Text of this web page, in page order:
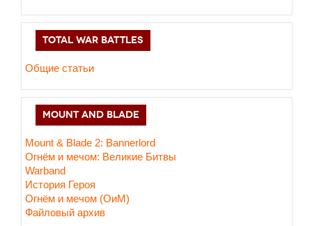
TOTAL WAR BATTLES
Общие статьи
MOUNT AND BLADE
Mount & Blade 2: Bannerlord
Огнём и мечом: Великие Битвы
Warband
История Героя
Огнём и мечом (ОиМ)
Файловый архив